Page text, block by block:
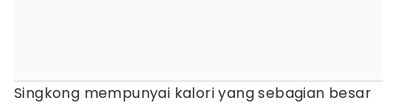
Singkong mempunyai kalori yang sebagian besar